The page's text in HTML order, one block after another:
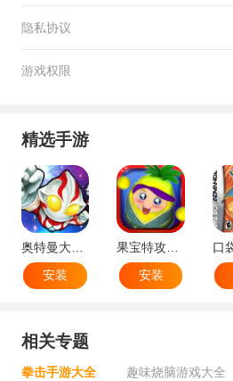
隐私协议
游戏权限
精选手游
奥特曼大战小怪兽
安装
果宝特攻机甲英雄
安装
相关专题
拳击手游大全 趣味烧脑游戏大全